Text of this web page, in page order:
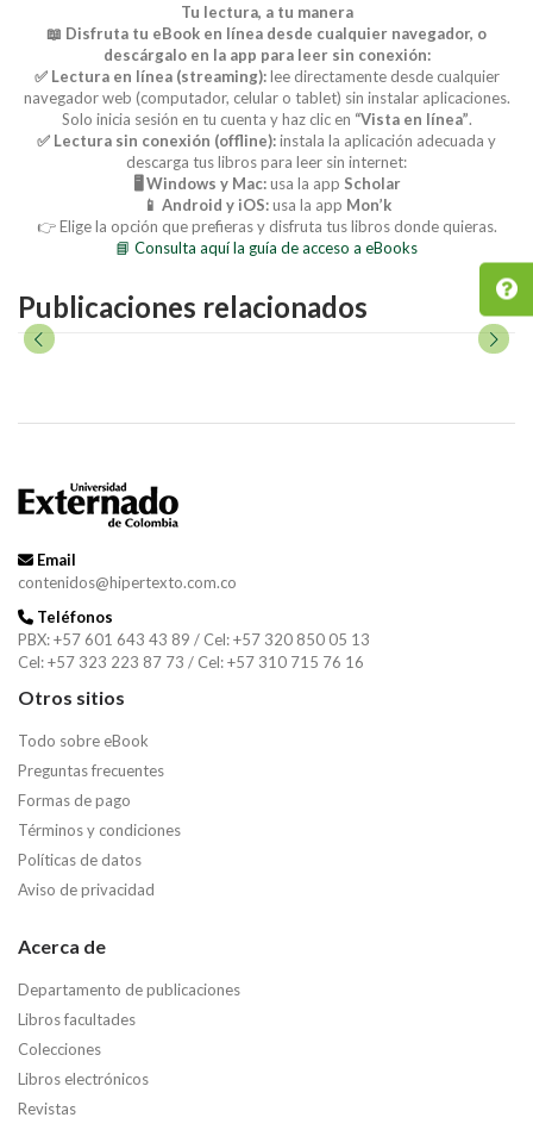
Tu lectura, a tu manera
📖 Disfruta tu eBook en línea desde cualquier navegador, o
descárgalo en la app para leer sin conexión:
✅ Lectura en línea (streaming):lee directamente desde cualquier
navegador web (computador, celular o tablet) sin instalar aplicaciones.
Solo inicia sesión en tu cuenta y haz clic en “Vista en línea”.
✅ Lectura sin conexión (offline):instala la aplicación adecuada y
descarga tus libros para leer sin internet:
🖥️ Windows y Mac:usa la app Scholar
📱 Android y iOS:usa la app Mon’k
👉 Elige la opción que prefieras y disfruta tus libros donde quieras.
📘 Consulta aquí la guía de acceso a eBooks
Publicaciones relacionados
Email
contenidos@hipertexto.com.co
Teléfonos
PBX: +57 601 643 43 89 / Cel: +57 320 850 05 13
Cel: +57 323 223 87 73 / Cel: +57 310 715 76 16
Otros sitios
Todo sobre eBook
Preguntas frecuentes
Formas de pago
Términos y condiciones
Políticas de datos
Aviso de privacidad
Acerca de
Departamento de publicaciones
Libros facultades
Colecciones
Libros electrónicos
Revistas